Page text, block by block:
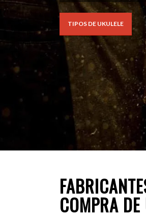
TIPOS DE UKULELE
COMPRA